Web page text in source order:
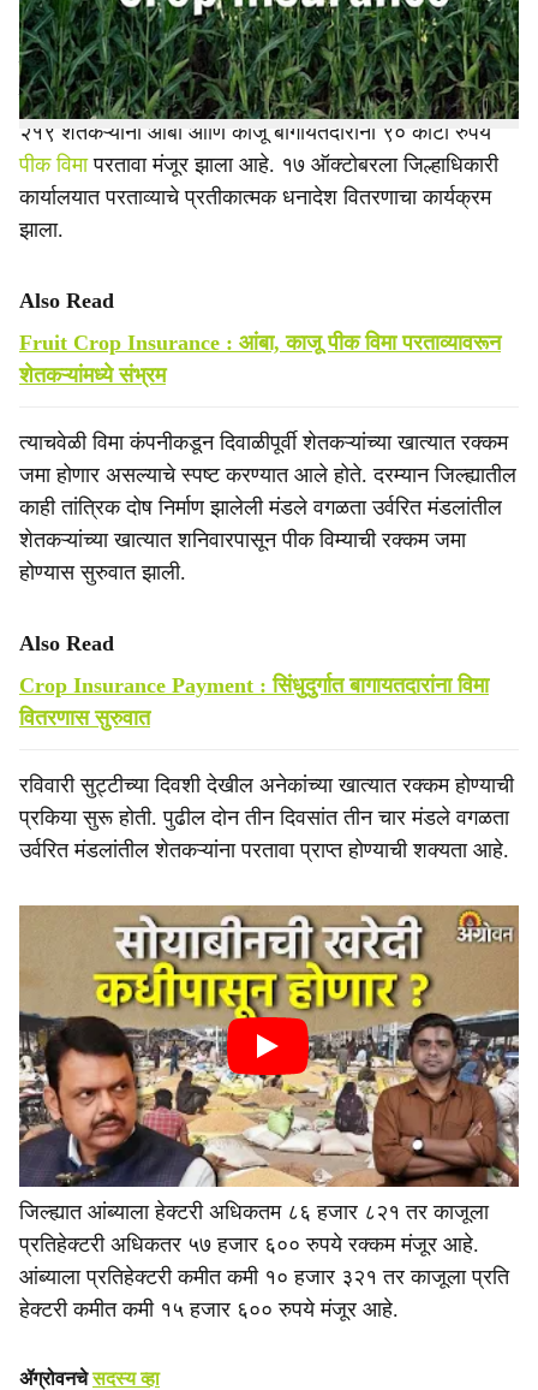
e
पुढील तीन चार दिवसांत तीन मंडले वगळता बहुतांशी मंडलांतील
शेतकऱ्यांना परतावा मिळण्याची शक्यता आहे. जिल्ह्यातील ४३ हजार
२१९ शेतकऱ्यांनी आंबा आणि काजू बागायतदारांना ९० कोटी रुपये
पीक विमापरतावा मंजूर झाला आहे. १७ ऑक्टोबरला जिल्हाधिकारी
कार्यालयात परताव्याचे प्रतीकात्मक धनादेश वितरणाचा कार्यक्रम
झाला.
Also Read
Fruit Crop Insurance : आंबा, काजू पीक विमा परताव्यावरून
शेतकऱ्यांमध्ये संभ्रम
त्याचवेळी विमा कंपनीकडून दिवाळीपूर्वी शेतकऱ्यांच्या खात्यात रक्कम
जमा होणार असल्याचे स्पष्ट करण्यात आले होते. दरम्यान जिल्ह्यातील
काही तांत्रिक दोष निर्माण झालेली मंडले वगळता उर्वरित मंडलांतील
शेतकऱ्यांच्या खात्यात शनिवारपासून पीक विम्याची रक्कम जमा
होण्यास सुरुवात झाली.
Also Read
Crop Insurance Payment : सिंधुदुर्गात बागायतदारांना विमा
वितरणास सुरुवात
रविवारी सुट्टीच्या दिवशी देखील अनेकांच्या खात्यात रक्कम होण्याची
प्रकिया सुरू होती. पुढील दोन तीन दिवसांत तीन चार मंडले वगळता
उर्वरित मंडलांतील शेतकऱ्यांना परतावा प्राप्त होण्याची शक्यता आहे.
जिल्ह्यात आंब्याला हेक्टरी अधिकतम ८६ हजार ८२१ तर काजूला
प्रतिहेक्टरी अधिकतर ५७ हजार ६०० रुपये रक्कम मंजूर आहे.
आंब्याला प्रतिहेक्टरी कमीत कमी १० हजार ३२१ तर काजूला प्रति
हेक्टरी कमीत कमी १५ हजार ६०० रुपये मंजूर आहे.
ॲग्रोवनचेसदस्य व्हा